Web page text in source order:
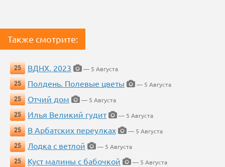
Также смотрите:
25 ВДНХ, 2023
— 5 Августа
25
Полдень. Полевые цветы
— 5 Августа
25
Отчий дом
— 5 Августа
25
Илья Великий гудит
— 5 Августа
25
В Арбатских переулках
— 5 Августа
25
Лодка с ветлой
— 5 Августа
25
Куст малины с бабочкой
— 5 Августа